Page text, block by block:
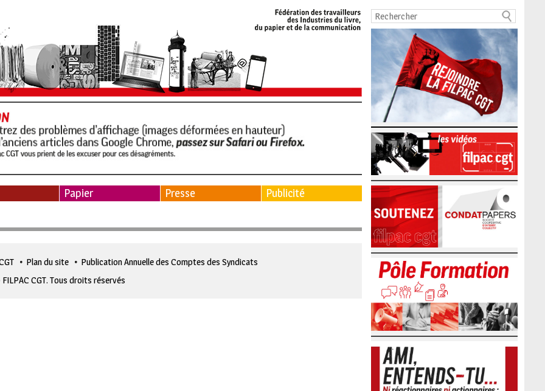
Papier Presse Publicité
Plan du site
Publication Annuelle des Comptes des Syndicats
CGT. Tous droits réservés